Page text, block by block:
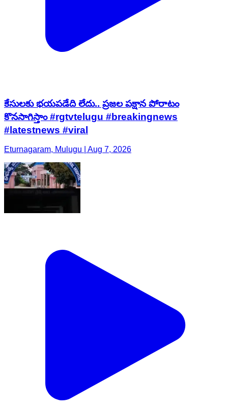
కేసులకు భయపడేది లేదు.. ప్రజల పక్షాన పోరాటం
కొనసాగిస్తాం #rgtvtelugu #breakingnews
#latestnews #viral
Eturnagaram, Mulugu | Aug 7, 2026